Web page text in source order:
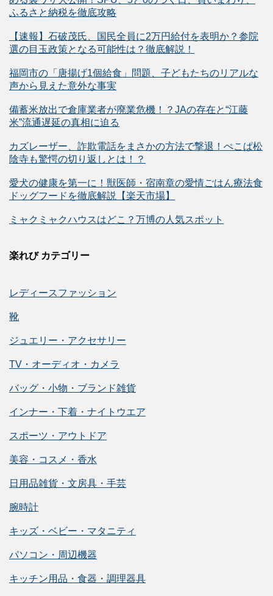
ふるさと納税を徹底攻略
【速報】石破茂氏、国民全員に2万円給付を表明か？参院
選の目玉政策となる可能性は？徹底解説！
福岡市の「唐揚げ1個給食」問題、子どもたちのリアルな
声から見えた意外な事実
備蓄米放出で倉庫業者が廃業危機！？JAの存在と“江藤
米”流通遅延の真相に迫る
カズレーザー、詐欺電話をまさかの方法で撃退！ぺこぱ松
陰寺も驚愕の切り返しとは！？
愛犬の健康を第一に！獣医師・宿南章の愛情ごはん療法食
ドッグフードを徹底解説【楽天市場】
ミャクミャクハウスはどこ？万博の人気スポット
楽れび カテゴリー
レディースファッション
靴
ジュエリー・アクセサリー
TV・オーディオ・カメラ
バッグ・小物・ブランド雑貨
インナー・下着・ナイトウエア
スポーツ・アウトドア
美容・コスメ・香水
日用品雑貨・文房具・手芸
腕時計
キッズ・ベビー・マタニティ
パソコン・周辺機器
キッチン用品・食器・調理器具